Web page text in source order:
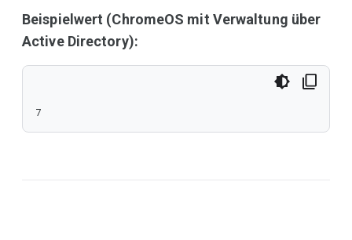
Beispielwert (ChromeOS mit Verwaltung über
Active Directory):
7